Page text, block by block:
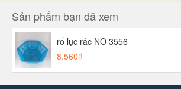
Sản phẩm bạn đã xem
rổ lục rác NO 3556
8.560₫